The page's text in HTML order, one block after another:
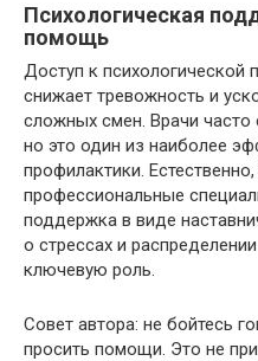
Психологическая
помощь
Доступ к
снижает тревожность и
сложных смен. Врачи
но это один из наиболее
профилактики.
профессиональные
поддержка в виде
о стрессах и
ключевую роль.
Совет автора: не бойтесь
просить помощи. Это не